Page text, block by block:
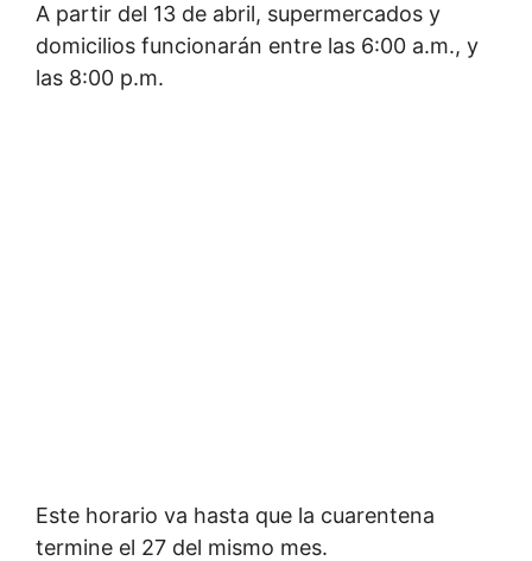
A partir del 13 de abril, supermercados y
domicilios funcionarán entre las 6:00 a.m., y
las 8:00 p.m.
Este horario va hasta que la cuarentena
termine el 27 del mismo mes.